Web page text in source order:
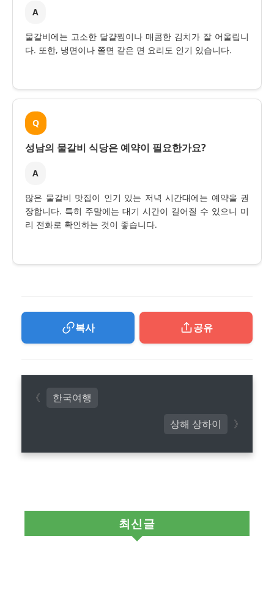
A
물갈비에는 고소한 달걀찜이나 매콤한 김치가 잘 어울립니
다. 또한, 냉면이나 쫄면 같은 면 요리도 인기 있습니다.
Q
성남의 물갈비 식당은 예약이 필요한가요?
A
많은 물갈비 맛집이 인기 있는 저녁 시간대에는 예약을 권
장합니다. 특히 주말에는 대기 시간이 길어질 수 있으니 미
리 전화로 확인하는 것이 좋습니다.
복사 공유
상해 상하이
한국여행
최신글